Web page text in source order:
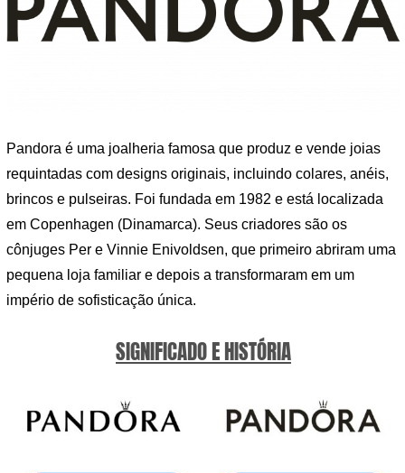
Pandora é uma joalheria famosa que produz e vende joias
requintadas com designs originais, incluindo colares, anéis,
brincos e pulseiras. Foi fundada em 1982 e está localizada
em Copenhagen (Dinamarca). Seus criadores são os
cônjuges Per e Vinnie Enivoldsen, que primeiro abriram uma
pequena loja familiar e depois a transformaram em um
império de sofisticação única.
SIGNIFICADO E HISTÓRIA